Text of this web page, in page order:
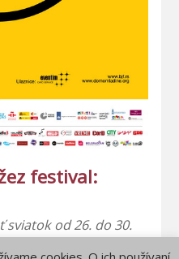
festival:
od 26. do 30.
bude prebiehať